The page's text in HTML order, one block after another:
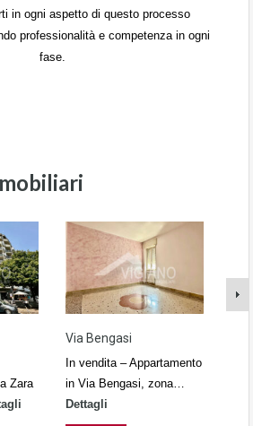
in ogni aspetto di questo processo
professionalità e competenza in ogni
fase.
Zara
Via Bengasi
In vendita – Appartamento
in Via Bengasi, zona…
Dettagli